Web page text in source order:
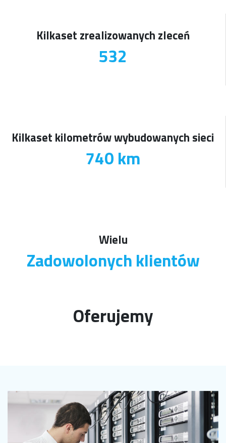
Kilkaset zrealizowanych zleceń
625
Kilkaset kilometrów wybudowanych sieci
869km
Wielu
Zadowolonych klientów
Oferujemy